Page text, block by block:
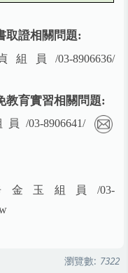
取證相關問題:
/03-8906636/
教育實習相關問題:
8906641/
玉組員/03-
瀏覽數: 7322